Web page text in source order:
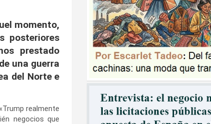
momento,
posteriores
prestado
una guerra
del Norte e
realmente
negocios que